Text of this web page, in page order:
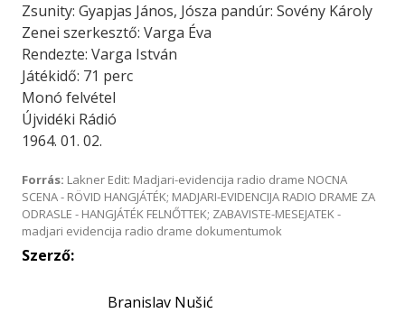
Zsunity: Gyapjas János, Jósza pandúr: Sovény Károly
Zenei szerkesztő: Varga Éva
Rendezte: Varga István
Játékidő: 71 perc
Monó felvétel
Újvidéki Rádió
1964. 01. 02.
Forrás: Lakner Edit: Madjari-evidencija radio drame NOCNA
SCENA - RÖVID HANGJÁTÉK; MADJARI-EVIDENCIJA RADIO DRAME ZA
ODRASLE - HANGJÁTÉK FELNŐTTEK; ZABAVISTE-MESEJATEK -
madjari evidencija radio drame dokumentumok
Szerző:
Branislav Nušić